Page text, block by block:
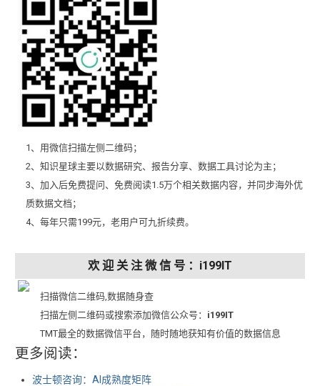
1、用微信扫描左侧二维码；
2、知识星球主要以数据研究、报告分享、数据工具讨论为主；
3、加入后免费提问、免费阅读1.5万个相关数据内容，并同步海外优
质数据文档；
4、每年只需199元，老用户可九折续费。
欢 迎 关 注 微 信 号 ：i199IT
扫描微信二维码,数据随身查
扫描左侧二维码或搜索添加微信公众号： i199IT
TMT最全的数据微信平台，随时随地获知有价值的数据信息
更多阅读：
波士顿咨询：AI成熟度矩阵